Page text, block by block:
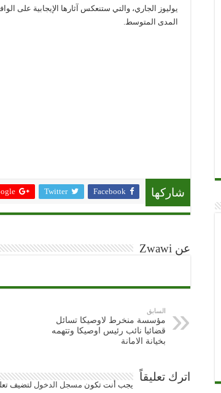
يوليوز الجاري، والتي ستنعكس آثارها الإيجابية على
المدى المتوسط.
شاركها Facebook
Twitter
+
عن Zwawi
السابق
مؤسسة منخرط لاوصيكا تسائل
قضائيا نائب رئيس اوصيكا وتتهمه
بخيانة الامانة
اترك تعليقاً
يجب أنت تكون مسجل الدخول لتضيف